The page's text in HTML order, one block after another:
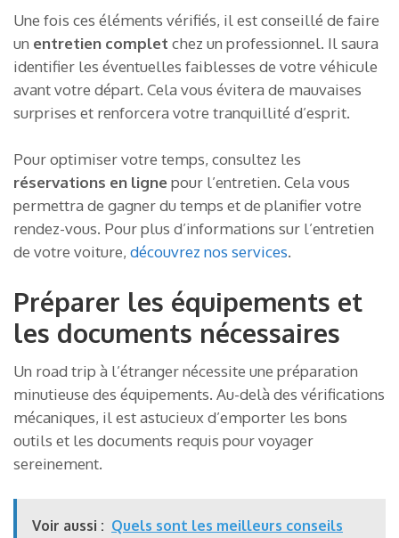
Une fois ces éléments vérifiés, il est conseillé de faire
un entretien complet chez un professionnel. Il saura
identifier les éventuelles faiblesses de votre véhicule
avant votre départ. Cela vous évitera de mauvaises
surprises et renforcera votre tranquillité d’esprit.
Pour optimiser votre temps, consultez les
réservations en lignepour l’entretien. Cela vous
permettra de gagner du temps et de planifier votre
rendez-vous. Pour plus d’informations sur l’entretien
de votre voiture, découvrez nos services.
Préparer les équipements et
les documents nécessaires
Un road trip à l’étranger nécessite une préparation
minutieuse des équipements. Au-delà des vérifications
mécaniques, il est astucieux d’emporter les bons
outils et les documents requis pour voyager
sereinement.
Voir aussi : Quels sont les meilleurs conseils